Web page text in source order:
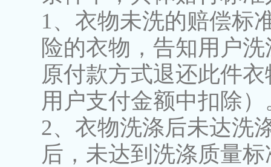
1、衣物未洗的赔偿标
险的衣物，告知用户
原付款方式退还此件
用户支付金额中扣除）
2、衣物洗涤后未达洗
后，未达到洗涤质量